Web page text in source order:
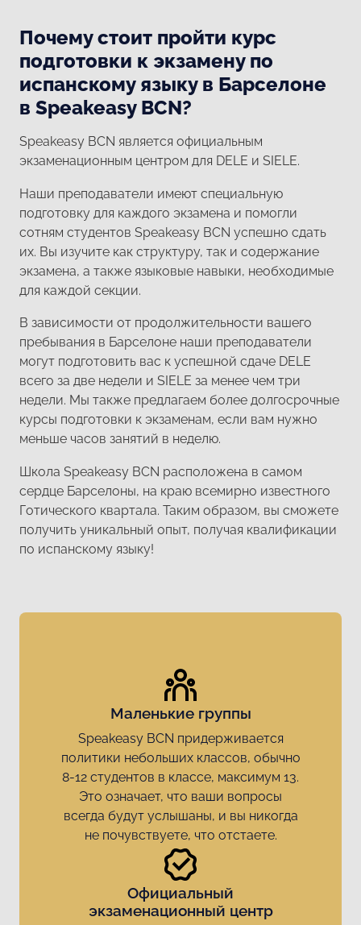
Почему стоит пройти курс
подготовки к экзамену по
испанскому языку в Барселоне
в Speakeasy BCN?
Speakeasy BCN является официальным
экзаменационным центром для DELE и SIELE.
Наши преподаватели имеют специальную
подготовку для каждого экзамена и помогли
сотням студентов Speakeasy BCN успешно сдать
их. Вы изучите как структуру, так и содержание
экзамена, а также языковые навыки, необходимые
для каждой секции.
В зависимости от продолжительности вашего
пребывания в Барселоне наши преподаватели
могут подготовить вас к успешной сдаче DELE
всего за две недели и SIELE за менее чем три
недели. Мы также предлагаем более долгосрочные
курсы подготовки к экзаменам, если вам нужно
меньше часов занятий в неделю.
Школа Speakeasy BCN расположена в самом
сердце Барселоны, на краю всемирно известного
Готического квартала. Таким образом, вы сможете
получить уникальный опыт, получая квалификации
по испанскому языку!
Маленькие группы
Speakeasy BCN придерживается
политики небольших классов, обычно
8-12 студентов в классе, максимум 13.
Это означает, что ваши вопросы
всегда будут услышаны, и вы никогда
не почувствуете, что отстаете.
Официальный
экзаменационный центр